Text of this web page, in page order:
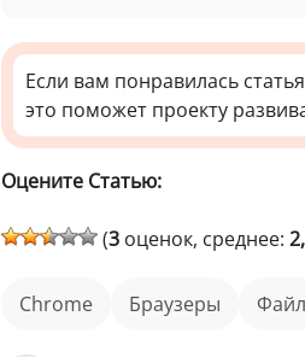
Если вам понравилась
это поможет проекту
Оцените Статью:
(3 оценок, среднее:
Chrome Браузеры